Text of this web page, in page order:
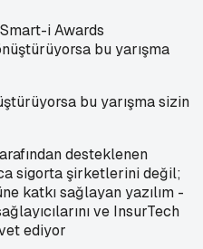
Smart-i Awards
bu yarışma sizin
desteklenen
sigorta şirketlerini değil;
katkı sağlayan yazılım -
ve InsurTech
ediyor